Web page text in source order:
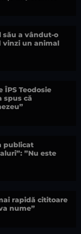
său a vândut-o
vinzi un animal
ÎPS Teodosie
spus că
publicat
”Nu este
rapidă cititoare
nume”